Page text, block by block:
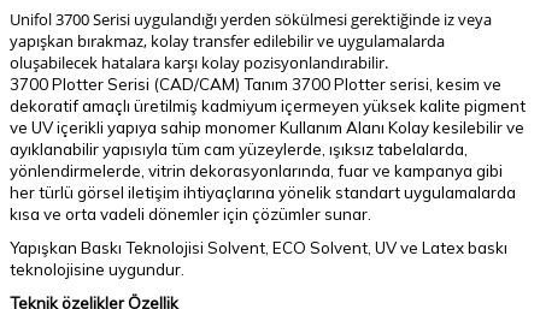
Unifol 3700 Serisi uygulandığı yerden sökülmesi gerektiğinde iz veya
yapışkan bırakmaz, kolay transfer edilebilir ve uygulamalarda
oluşabilecek hatalara karşı kolay pozisyonlandırabilir.
3700 Plotter Serisi (CAD/CAM) Tanım 3700 Plotter serisi, kesim ve
dekoratif amaçlı üretilmiş kadmiyum içermeyen yüksek kalite pigment
ve UV içerikli yapıya sahip monomer Kullanım Alanı Kolay kesilebilir ve
ayıklanabilir yapısıyla tüm cam yüzeylerde, ışıksız tabelalarda,
yönlendirmelerde, vitrin dekorasyonlarında, fuar ve kampanya gibi
her türlü görsel iletişim ihtiyaçlarına yönelik standart uygulamalarda
kısa ve orta vadeli dönemler için çözümler sunar.
Yapışkan Baskı Teknolojisi Solvent, ECO Solvent, UV ve Latex baskı
teknolojisine uygundur.
Teknik özelikler Özellik